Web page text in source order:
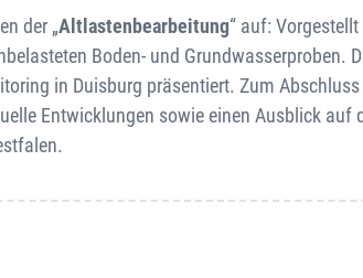
der „Altlastenbearbeitung“ auf:
Boden- und Grundwasserproben.
in Duisburg präsentiert. Zum
Entwicklungen sowie einen Ausblick auf